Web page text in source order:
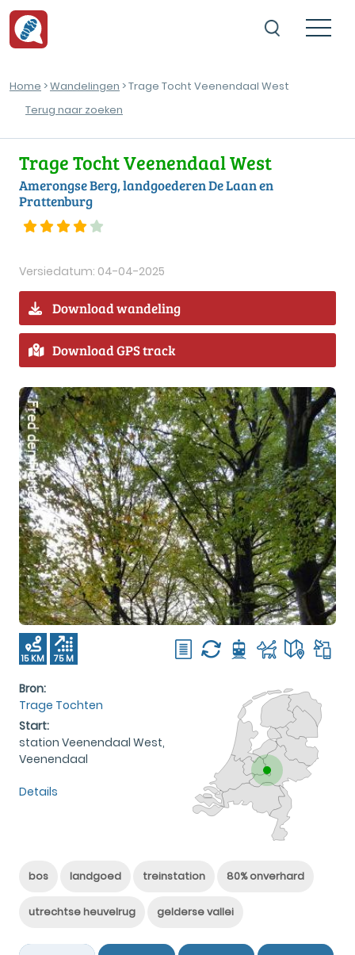
Home >Wandelingen > Trage Tocht Veenendaal West
Terug naar zoeken
Trage Tocht Veenendaal West
Amerongse Berg, landgoederen De Laan en
Prattenburg
Versiedatum: 04-04-2025
Download wandeling
Download GPS track
15 KM 75 M
Bron:
Trage Tochten
Start:
station Veenendaal West,
Veenendaal
Details
bos landgoed treinstation 80% onverhard
utrechtse heuvelrug gelderse vallei